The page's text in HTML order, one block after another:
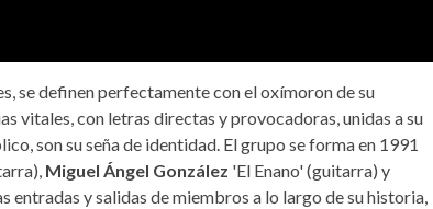
se definen perfectamente con el oxímoron de su
vitales, con letras directas y provocadoras, unidas a su
son su seña de identidad. El grupo se forma en 1991
Miguel Ángel González 'El Enano' (guitarra) y
entradas y salidas de miembros a lo largo de su historia,